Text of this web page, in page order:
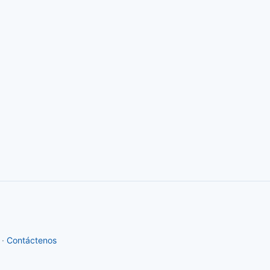
Contáctenos